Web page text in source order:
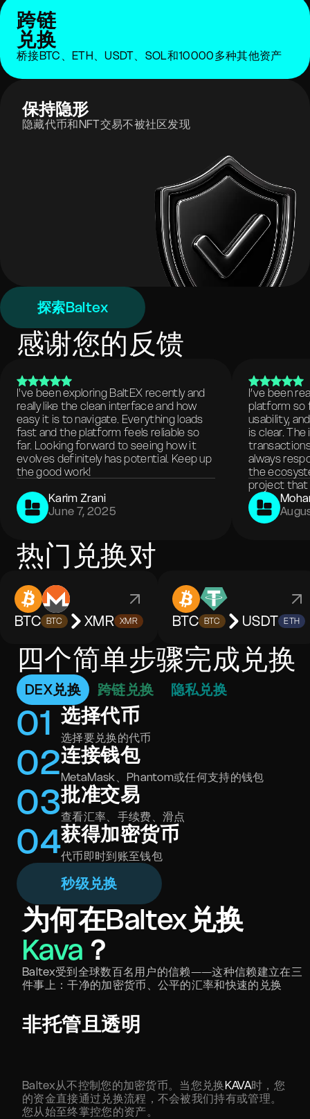
跨链
兑换
桥接BTC、ETH、USDT、SOL和10000多种其他资产
保持隐形
隐藏代币和NFT交易不被社区发现
探索Baltex
感谢您的反馈
I've been exploring BaltEX recently and
really like the clean interface and how
easy it is to navigate. Everything loads
fast and the platform feels reliable so
far. Looking forward to seeing how it
evolves definitely has potential. Keep up
the good work!
Karim Zrani
June 7, 2025
I’ve been
platform so
usability,
is clear.
always
the
project that
热门兑换对
BTC BTC XMR XMR BTC BTC USDT ETH
四个简单步骤完成兑换
DEX兑换 跨链兑换 隐私兑换
01 选择代币
选择要兑换的代币
02连接钱包
MetaMask、Phantom或任何支持的钱包
03批准交易
查看汇率、手续费、滑点
04获得加密货币
代币即时到账至钱包
秒级兑换
为何在Baltex兑换
Kava ？
Baltex受到全球数百名用户的信赖——这种信赖建立在三
件事上：干净的加密货币、公平的汇率和快速的兑换
非托管且透明
Baltex从不控制您的加密货币。当您兑换KAVA时，您
的资金直接通过兑换流程，不会被我们持有或管理。
您从始至终掌控您的资产。